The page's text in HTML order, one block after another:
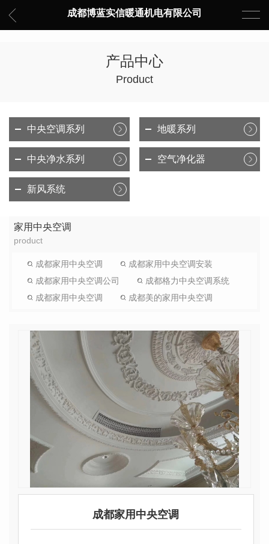
成都博蓝实信暖通机电有限公司
产品中心
Product
中央空调系列 地暖系列
中央净水系列 空气净化器
新风系统
家用中央空调
product
成都家用中央空调
成都家用中央空调安装
成都家用中央空调公司
成都格力中央空调系统
成都家用中央空调
成都美的家用中央空调
成都家用中央空调